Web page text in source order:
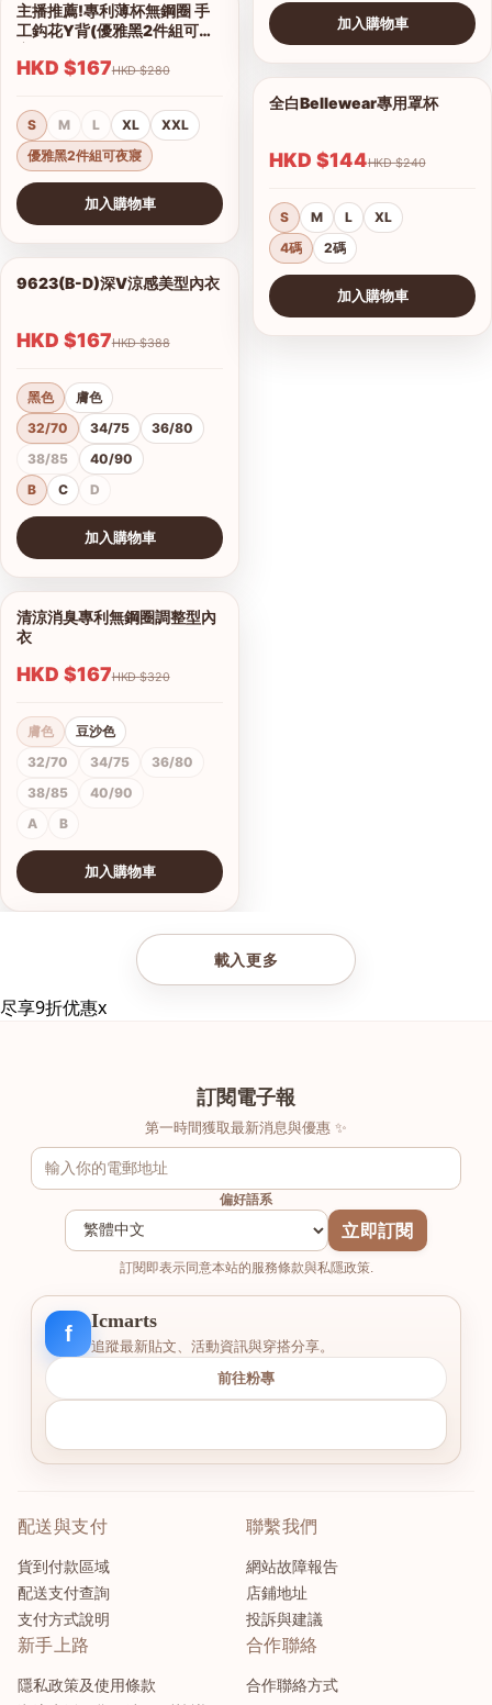
1/2
主播推薦!專利薄杯無鋼圈 手
工鈎花Y背(優雅黑2件組可夜
HKD $167 HKD $280
S M L XL
XXL
優雅黑2件組可夜寢
加入購物車
1/2
查看圖片
9623(B-D)深V涼感美型內衣
HKD $167 HKD $388
黑色
膚色
32/70
34/75
36/80
38/85
40/90
B
C D
加入購物車
1/9
查看圖片
清涼消臭專利無鋼圈調整型內
衣
HKD $167 HKD $320
膚色
豆沙色
32/70
34/75
36/80
38/85
40/90
A
B
加入購物車
加入購物車
查看圖片
全白Bellewear專用罩杯
HKD $144 HKD $240
S M L
XL
4碼
2碼
加入購物車
載入更多
尽享9折优惠x
訂閱電子報
第一時間獲取最新消息與優惠 ✨
偏好語系
立即訂閱
訂閱即表示同意本站的服務條款與私隱政策.
f
Icmarts
追蹤最新貼文、活動資訊與穿搭分享。
前往粉專
配送與支付
貨到付款區域
配送支付查詢
支付方式說明
聯繫我們
網站故障報告
店鋪地址
投訴與建議
新手上路
隱私政策及使用條款
合作聯絡
合作聯絡方式